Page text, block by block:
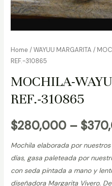
Home /WAYUU MARGARITA /
REF.-310865
MOCHILA-
REF.-310865
$280,000– $
Mochila elaborada por
días, gasa paleteada por
con seda pintada a mano y
diseñadora Margarita Vivero.